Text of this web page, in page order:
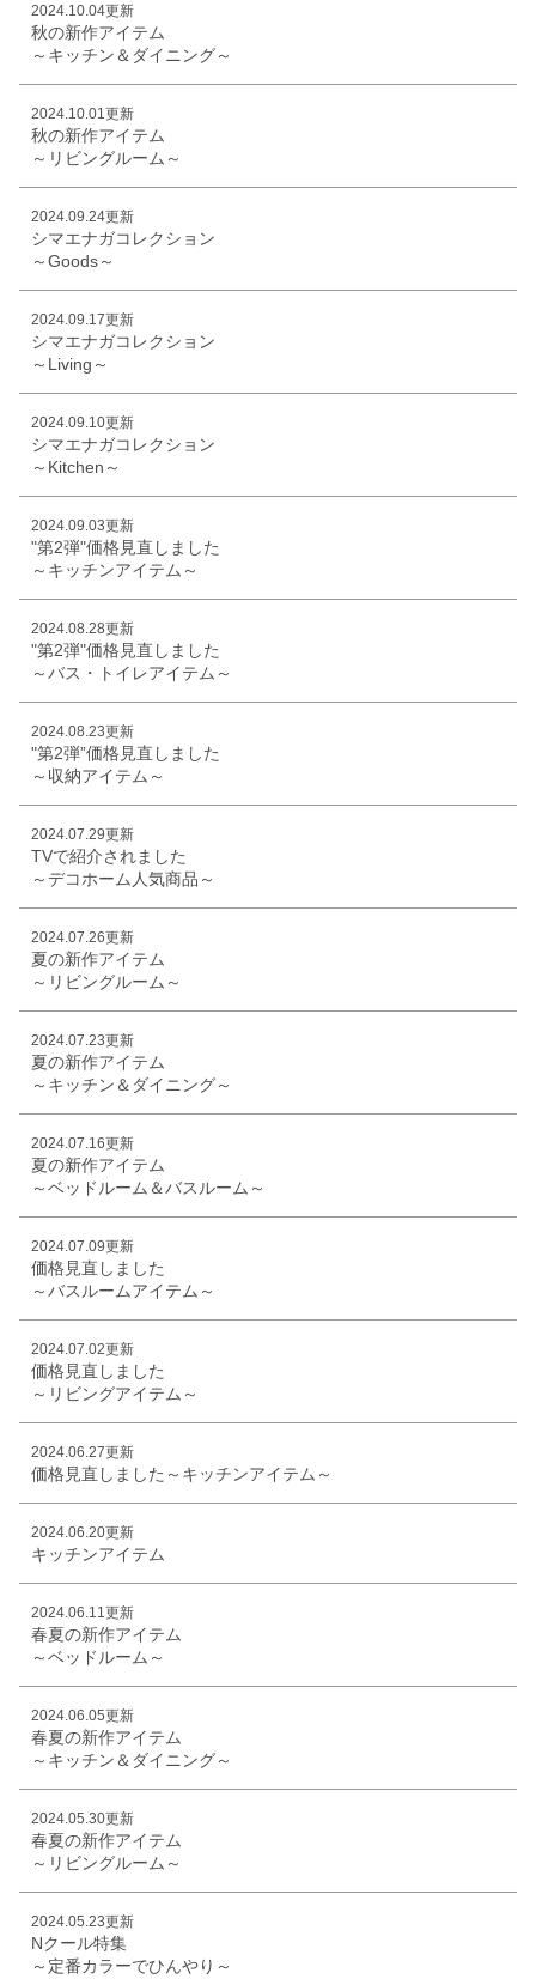
2024.10.04更新
秋の新作アイテム
～キッチン＆ダイニング～
2024.10.01更新
秋の新作アイテム
～リビングルーム～
2024.09.24更新
シマエナガコレクション
～Goods～
2024.09.17更新
シマエナガコレクション
～Living～
2024.09.10更新
シマエナガコレクション
～Kitchen～
2024.09.03更新
"第2弾"価格見直しました
～キッチンアイテム～
2024.08.28更新
"第2弾"価格見直しました
～バス・トイレアイテム～
2024.08.23更新
"第2弾”価格見直しました
～収納アイテム～
2024.07.29更新
TVで紹介されました
～デコホーム人気商品～
2024.07.26更新
夏の新作アイテム
～リビングルーム～
2024.07.23更新
夏の新作アイテム
～キッチン＆ダイニング～
2024.07.16更新
夏の新作アイテム
～ベッドルーム＆バスルーム～
2024.07.09更新
価格見直しました
～バスルームアイテム～
2024.07.02更新
価格見直しました
～リビングアイテム～
2024.06.27更新
価格見直しました～キッチンアイテム～
2024.06.20更新
キッチンアイテム
2024.06.11更新
春夏の新作アイテム
～ベッドルーム～
2024.06.05更新
春夏の新作アイテム
～キッチン＆ダイニング～
2024.05.30更新
春夏の新作アイテム
～リビングルーム～
2024.05.23更新
Nクール特集
～定番カラーでひんやり～